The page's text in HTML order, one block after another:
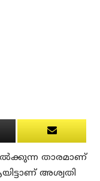
താരമാണ്
അശ്വതി